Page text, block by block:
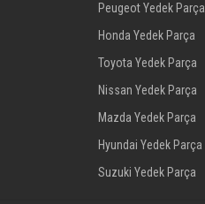
Peugeot Yedek Parça
Honda Yedek Parça
Toyota Yedek Parça
Nissan Yedek Parça
Mazda Yedek Parça
Hyundai Yedek Parça
Suzuki Yedek Parça